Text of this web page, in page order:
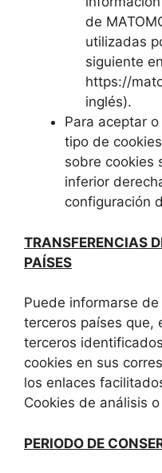
de
utilizadas
siguiente
https://
inglés).
Para aceptar
tipo de
sobre cookies
inferior
configuración
TRANSFERENCIAS
PAÍSES
Puede informarse
terceros países que,
terceros
cookies en sus
los enlaces
Cookies de análisis
PERIODO DE